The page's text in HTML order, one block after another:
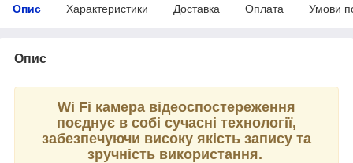
Опис Характеристики Доставка Оплата Умови
Опис
Wi Fi камера відеоспостереження
поєднує в собі сучасні технології,
забезпечуючи високу якість запису та
зручність використання.